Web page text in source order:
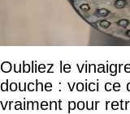
Oubliez le
douche : voici ce
vraiment pour